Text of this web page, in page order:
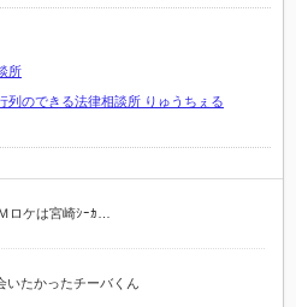
所
列のできる法律相談所 りゅうちぇる
ロケは宮崎ｼｰｶ…
いたかったチーバくん